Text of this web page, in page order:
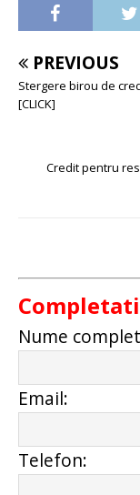
PREVIOUS
Stergere birou de
[CLICK]
Credit pentru
Nume
Email:
Telefon: